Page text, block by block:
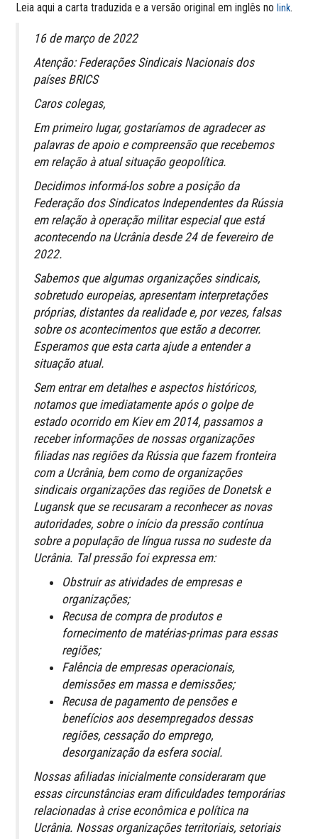
Leia aqui a carta traduzida e a versão original em inglês nolink.
16 de março de 2022
Atenção: Federações Sindicais Nacionais dos
países BRICS
Caros colegas,
Em primeiro lugar, gostaríamos de agradecer as
palavras de apoio e compreensão que recebemos
em relação à atual situação geopolítica.
Decidimos informá-los sobre a posição da
Federação dos Sindicatos Independentes da Rússia
em relação à operação militar especial que está
acontecendo na Ucrânia desde 24 de fevereiro de
2022.
Sabemos que algumas organizações sindicais,
sobretudo europeias, apresentam interpretações
próprias, distantes da realidade e, por vezes, falsas
sobre os acontecimentos que estão a decorrer.
Esperamos que esta carta ajude a entender a
situação atual.
Sem entrar em detalhes e aspectos históricos,
notamos que imediatamente após o golpe de
estado ocorrido em Kiev em 2014, passamos a
receber informações de nossas organizações
filiadas nas regiões da Rússia que fazem fronteira
com a Ucrânia, bem como de organizações
sindicais organizações das regiões de Donetsk e
Lugansk que se recusaram a reconhecer as novas
autoridades, sobre o início da pressão contínua
sobre a população de língua russa no sudeste da
Ucrânia. Tal pressão foi expressa em:
Obstruir as atividades de empresas e
organizações;
Recusa de compra de produtos e
fornecimento de matérias-primas para essas
regiões;
Falência de empresas operacionais,
demissões em massa e demissões;
Recusa de pagamento de pensões e
benefícios aos desempregados dessas
regiões, cessação do emprego,
desorganização da esfera social.
Nossas afiliadas inicialmente consideraram que
essas circunstâncias eram dificuldades temporárias
relacionadas à crise econômica e política na
Ucrânia. Nossas organizações territoriais, setoriais